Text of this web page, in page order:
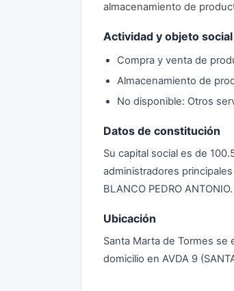
almacenamiento de
Actividad y objeto social
Compra y venta de
Almacenamiento de
No disponible: Otros
Datos de constitución
Su capital social es de
administradores principales
BLANCO PEDRO ANTONIO.
Ubicación
Santa Marta de Tormes se
domicilio en AVDA 9